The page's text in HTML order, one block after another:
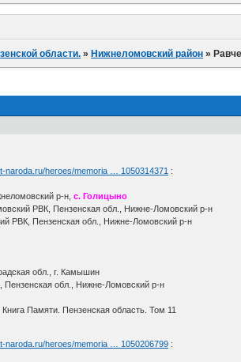
области. » Нижнеломовский район »
naroda.ru/heroes/memoria … 1050314371 :
р-н, с. Голицыно
РВК, Пензенская обл., Нижне-Ломовский р-н
РВК, Пензенская обл., Нижне-Ломовский р-н
обл., г. Камышин
обл., Нижне-Ломовский р-н
Памяти. Пензенская область. Том 11
naroda.ru/heroes/memoria … 1050206799 :